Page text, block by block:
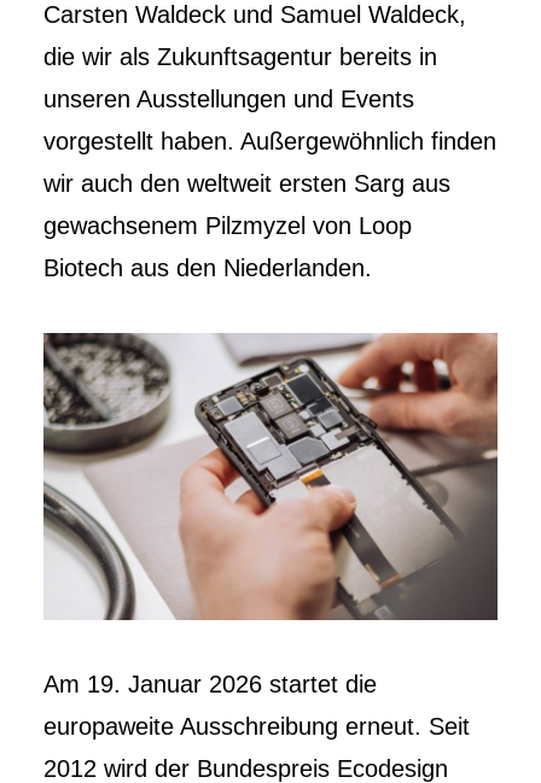
Carsten Waldeck und Samuel Waldeck,
die wir als Zukunftsagentur bereits in
unseren Ausstellungen und Events
vorgestellt haben. Außergewöhnlich finden
wir auch den weltweit ersten Sarg aus
gewachsenem Pilzmyzel von Loop
Biotech aus den Niederlanden.
Am 19. Januar 2026 startet die
europaweite Ausschreibung erneut. Seit
2012 wird der Bundespreis Ecodesign